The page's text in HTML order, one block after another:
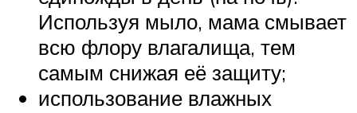
Используя мыло, мама смывает
всю флору влагалища, тем
самым снижая её защиту;
использование влажных